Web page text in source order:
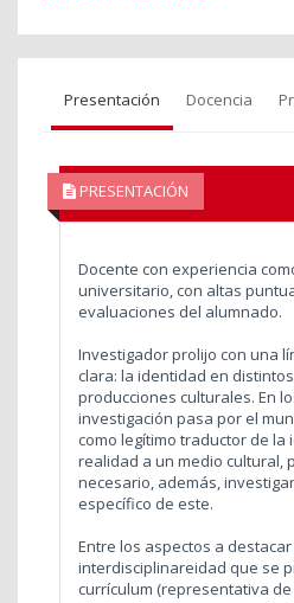
Presentación Docencia
PRESENTACIÓN
Docente con experiencia
universitario, con altas
evaluaciones del alumnado.
Investigador prolijo con una
clara: la identidad en
producciones culturales. En
investigación pasa por el
como legítimo traductor de la
realidad a un medio cultural,
necesario, además,
específico de este.
Entre los aspectos a
interdisciplinareidad que se
currículum (representativa